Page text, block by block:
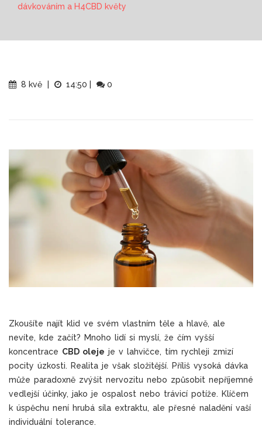
dávkováním a H4CBD květy
8 kvě 14:50 0
Zkoušíte najít klid ve svém vlastním těle a hlavě, ale
nevíte, kde začít? Mnoho lidí si myslí, že čím vyšší
koncentrace CBD oleje je v lahvičce, tím rychleji zmizí
pocity úzkosti. Realita je však složitější. Příliš vysoká dávka
může paradoxně zvýšit nervozitu nebo způsobit nepříjemné
vedlejší účinky, jako je ospalost nebo trávicí potíže. Klíčem
k úspěchu není hrubá síla extraktu, ale přesné naladění vaší
individuální tolerance.